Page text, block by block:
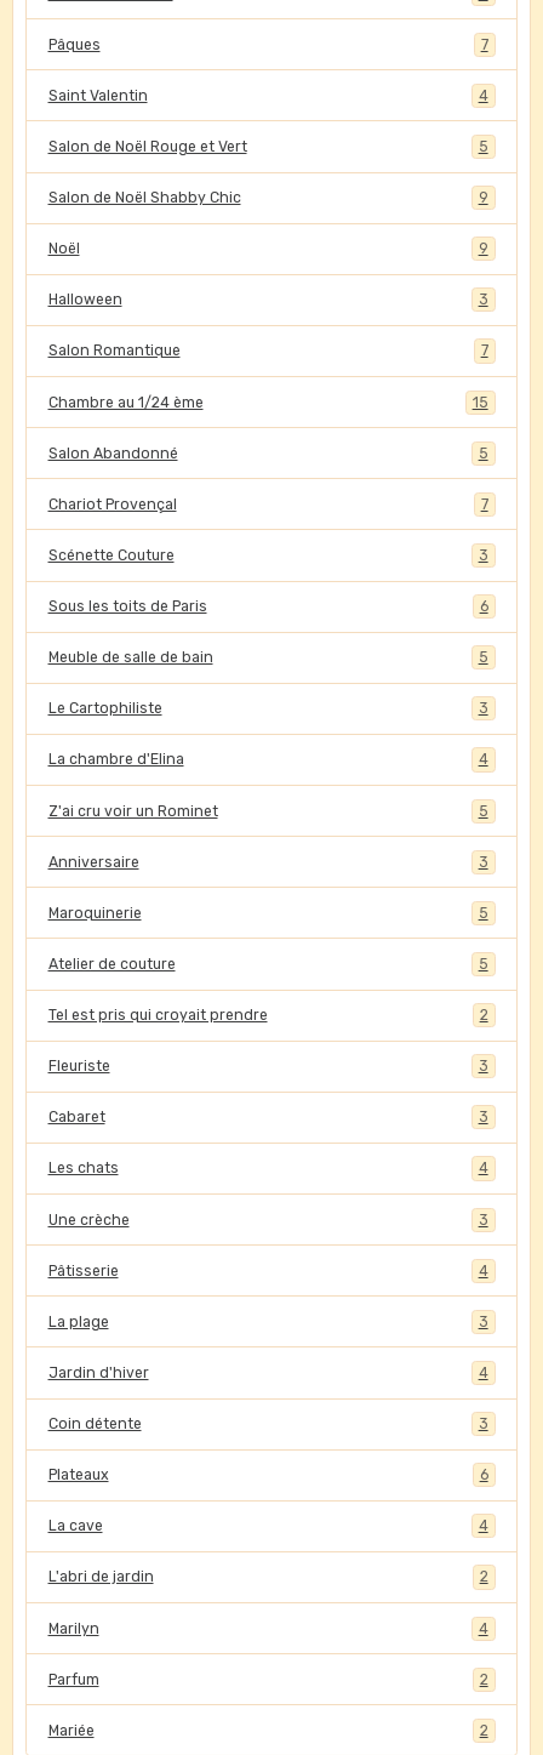
Pâques 7
Saint Valentin 4
Salon de Noël Rouge et Vert 5
Salon de Noël Shabby Chic 9
Noël 9
Halloween 3
Salon Romantique 7
Chambre au 1/24 ème 15
Salon Abandonné 5
Chariot Provençal 7
Scénette Couture 3
Sous les toits de Paris 6
Meuble de salle de bain 5
Le Cartophiliste 3
La chambre d'Elina 4
Z'ai cru voir un Rominet 5
Anniversaire 3
Maroquinerie 5
Atelier de couture 5
Tel est pris qui croyait prendre 2
Fleuriste 3
Cabaret 3
Les chats 4
Une crèche 3
Pâtisserie 4
La plage 3
Jardin d'hiver 4
Coin détente 3
Plateaux 6
La cave 4
L'abri de jardin 2
Marilyn 4
Parfum 2
Mariée 2